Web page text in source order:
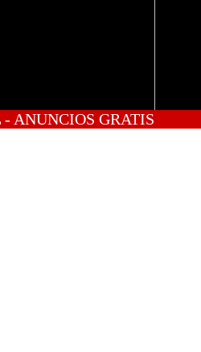
ANUNCIOS GRATIS